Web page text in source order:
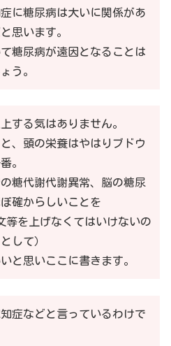
に糖尿病は大いに関係があ
思います。
糖尿病が遠因となることは
う。
する気はありません。
、頭の栄養はやはりブドウ
。
糖代謝代謝異常、脳の糖尿
確からしいことを
等を上げなくてはいけないの
して）
と思いここに書きます。
症などと言っているわけで